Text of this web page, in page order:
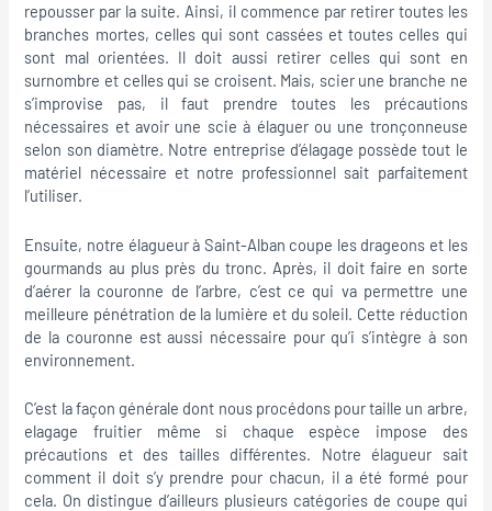
repousser par la suite. Ainsi, il commence par retirer toutes les
branches mortes, celles qui sont cassées et toutes celles qui
sont mal orientées. Il doit aussi retirer celles qui sont en
surnombre et celles qui se croisent. Mais, scier une branche ne
s’improvise pas, il faut prendre toutes les précautions
nécessaires et avoir une scie à élaguer ou une tronçonneuse
selon son diamètre. Notre entreprise d’élagage possède tout le
matériel nécessaire et notre professionnel sait parfaitement
l’utiliser.
Ensuite, notre élagueur à Saint-Alban coupe les drageons et les
gourmands au plus près du tronc. Après, il doit faire en sorte
d’aérer la couronne de l’arbre, c’est ce qui va permettre une
meilleure pénétration de la lumière et du soleil. Cette réduction
de la couronne est aussi nécessaire pour qu’i s’intègre à son
environnement.
C’est la façon générale dont nous procédons pour taille un arbre,
elagage fruitier même si chaque espèce impose des
précautions et des tailles différentes. Notre élagueur sait
comment il doit s’y prendre pour chacun, il a été formé pour
cela. On distingue d’ailleurs plusieurs catégories de coupe qui